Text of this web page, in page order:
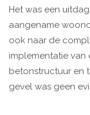
Het was een
aangename
ook naar de
implementatie
betonstructuur en
gevel was geen